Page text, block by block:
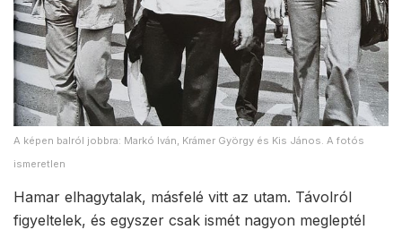
A képen balról jobbra: Markó Iván, Krámer György és Kis János. A fotós
ismeretlen
Hamar elhagytalak, másfelé vitt az utam. Távolról
figyeltelek, és egyszer csak ismét nagyon megleptél